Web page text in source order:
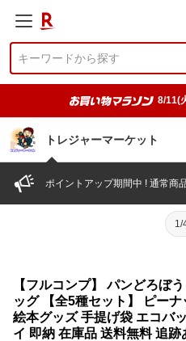
8/11(
トレジャーマーケット
ポイントアップ期間中 ! 通常商
1/
【フルコンプ】 パンどろぼ
ッグ 【全5種セット】 ピー
絵本グッズ 手提げ袋 エコバ
イ 即納 在庫品 送料無料 追跡